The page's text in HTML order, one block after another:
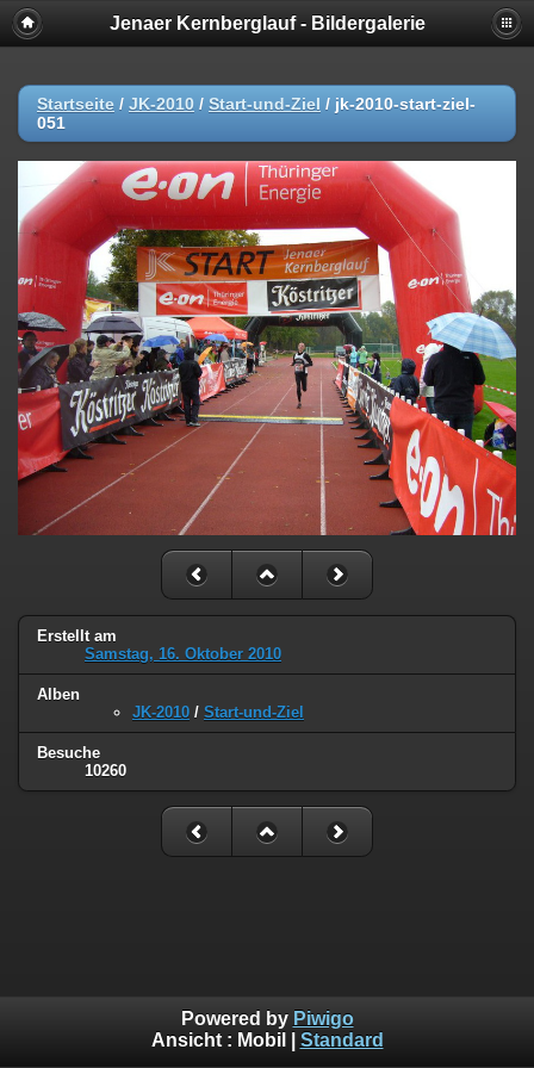
Jenaer Kernberglauf - Bildergalerie
Startseite / JK-2010 / Start-und-Ziel / jk-2010-start-ziel-
051
Erstellt am
Samstag, 16. Oktober 2010
Alben
JK-2010 / Start-und-Ziel
Besuche
10260
Powered by Piwigo
Ansicht : Mobil Standard